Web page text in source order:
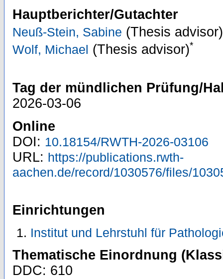
Hauptberichter/Gutachter
Neuß-Stein, Sabine (Thesis advisor)
Wolf, Michael (Thesis advisor)*
Tag der mündlichen Prüfung/
2026-03-06
Online
DOI: 10.18154/RWTH-2026-03106
URL: https://publications.rwth-
aachen.de/record/1030576/files/
Einrichtungen
Institut und Lehrstuhl für
Thematische Einordnung
DDC: 610